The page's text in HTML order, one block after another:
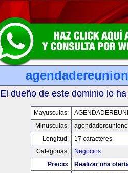
El dueño de este dominio lo
Mayusculas:
Minusculas:
Longitud:
17 caracteres
Categorias:
Negocios
Precio:
Realizar una